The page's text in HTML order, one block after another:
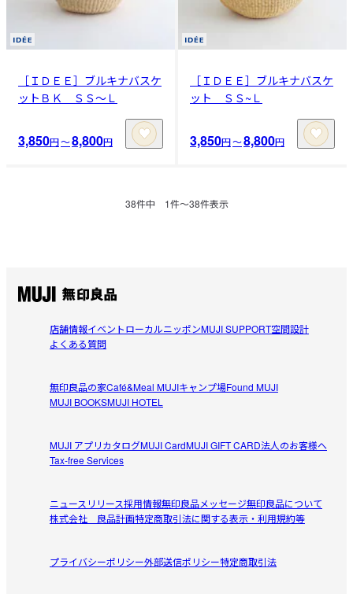
［ＩＤＥＥ］ブルキナバスケ
ットＢＫ ＳＳ～Ｌ
3,850円〜8,800円
［ＩＤＥＥ］ブルキナバスケ
ット ＳＳ~Ｌ
3,850円〜8,800円
38件中 1件〜38件表示
店舗情報イベントローカルニッポンMUJI SUPPORT空間設計
よくある質問
無印良品の家Café&Meal MUJIキャンプ場Found MUJI
MUJI BOOKSMUJI HOTEL
MUJI アプリカタログMUJI CardMUJI GIFT CARD法人のお客様へ
Tax-free Services
ニュースリリース採用情報無印良品メッセージ無印良品について
株式会社 良品計画特定商取引法に関する表示・利用規約等
プライバシーポリシー外部送信ポリシー特定商取引法